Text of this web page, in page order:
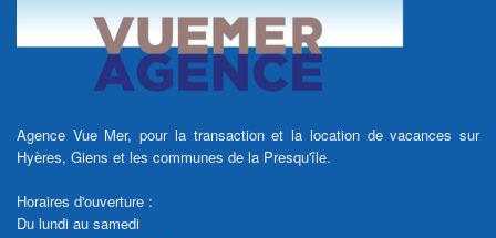
Agence Vue Mer, pour la transaction et la location de vacances sur
Hyères, Giens et les communes de la Presqu'île.
Horaires d'ouverture :
Du lundi au samedi